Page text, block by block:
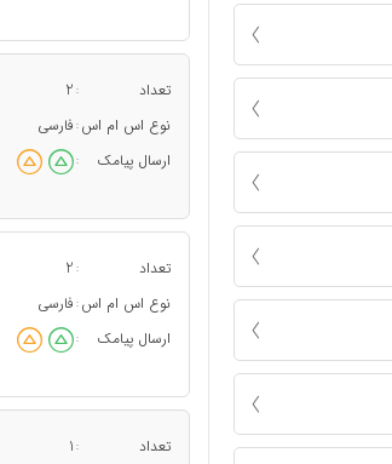
تعداد :
2
نوع اس ام اس : فارسی
ارسال پیامک
:
تعداد :
2
نوع اس ام اس : فارسی
ارسال پیامک
:
تعداد :
1